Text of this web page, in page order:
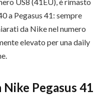
US8 (41EU), è rimasto
a Pegasus 41: sempre
da Nike nel numero
elevato per una daily
Pegasus 41